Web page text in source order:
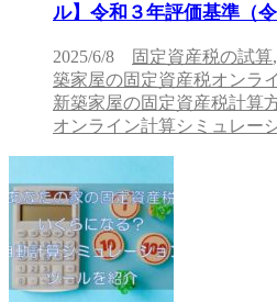
ル】令和３年評価基準（
2025/6/8 固定資産税の試算,
築家屋の固定資産税オンラ
新築家屋の固定資産税計算
オンライン計算シミュレー